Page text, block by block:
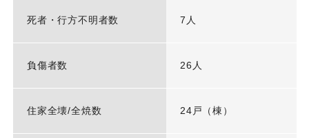
死者・行方不明者数 7人
負傷者数 26人
住家全壊/全焼数 24戸（棟）